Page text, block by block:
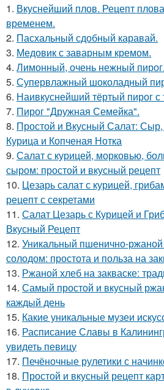
1. Вкуснейший плов. Рецепт
временем.
2. Пасхальный сдобный каравай.
3. Медовик с заварным кремом.
4. Лимонный, очень нежный пирог.
5. Супервлажный шоколадный
6. Наивкуснейший тёртый пирог
7. Пирог "Дружная Семейка".
8. Простой и Вкусный Салат:
Курица и Копченая Нотка
9. Салат с курицей, морковью,
сыром: простой и вкусный рецепт
10. Цезарь салат с курицей,
рецепт с секретами
11. Салат Цезарь с Курицей и
Вкусный Рецепт
12. Уникальный пшенично-
солодом: простота и польза на
13. Ржаной хлеб на закваске:
14. Самый простой и вкусный
каждый день
15. Какие уникальные музеи
16. Расписание Славы в
увидеть певицу
17. Печёночные рулетики с
18. Простой и вкусный рецепт